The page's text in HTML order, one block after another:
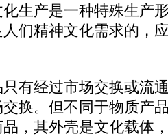
生产是一种特殊生产
们精神文化需求的，
经过市场交换或流
换。但不同于物质产
，其外壳是文化载体